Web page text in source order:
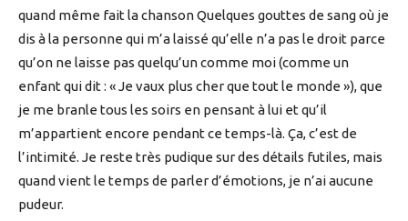
quand même fait la chanson Quelques gouttes de sang où je
dis à la personne qui m’a laissé qu’elle n’a pas le droit parce
qu’on ne laisse pas quelqu’un comme moi (comme un
enfant qui dit : « Je vaux plus cher que tout le monde »), que
je me branle tous les soirs en pensant à lui et qu’il
m’appartient encore pendant ce temps-là. Ça, c’est de
l’intimité. Je reste très pudique sur des détails futiles, mais
quand vient le temps de parler d’émotions, je n’ai aucune
pudeur.